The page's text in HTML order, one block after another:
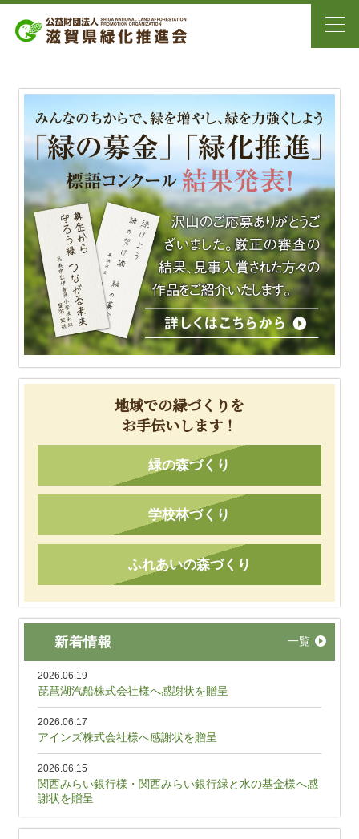
地域での緑づくりを
お手伝いします！
緑の森づくり
学校林づくり
ふれあいの森づくり
新着情報 一覧
2026.06.19
琵琶湖汽船株式会社様へ感謝状を贈呈
2026.06.17
アインズ株式会社様へ感謝状を贈呈
2026.06.15
関西みらい銀行様・関西みらい銀行緑と水の基金様へ感
謝状を贈呈